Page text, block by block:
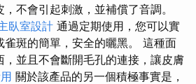
不會引起刺激，並補償了音調。
臥室設計 通過定期使用，您可以實
雀斑的簡單，安全的曬黑。 這種面
並且不會斷開毛孔的連接，讓皮膚
關於該產品的另一個積極事實是，